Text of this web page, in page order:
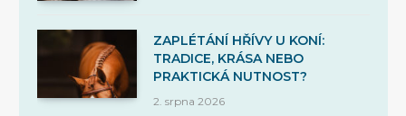
ZAPLÉTÁNÍ HŘÍVY U KONÍ:
TRADICE, KRÁSA NEBO
PRAKTICKÁ NUTNOST?
2. srpna 2026